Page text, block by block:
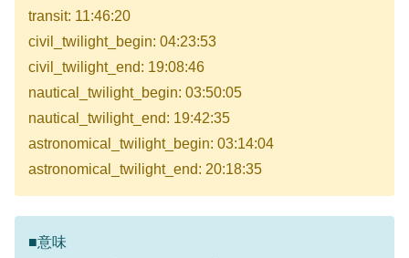
transit: 11:46:20
civil_twilight_begin: 04:23:53
civil_twilight_end: 19:08:46
nautical_twilight_begin: 03:50:05
nautical_twilight_end: 19:42:35
astronomical_twilight_begin: 03:14:04
astronomical_twilight_end: 20:18:35
■意味